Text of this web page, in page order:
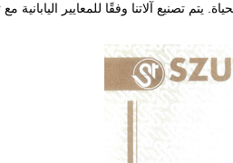
يتم تصنيع آلاتنا وفقًا للمعايير